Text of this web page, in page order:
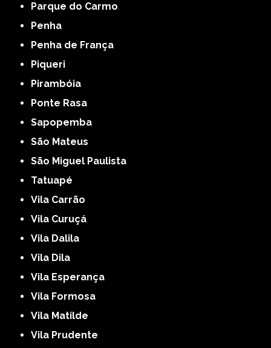
Parque do Carmo
Penha
Penha de França
Piqueri
Pirambóia
Ponte Rasa
Sapopemba
São Mateus
São Miguel Paulista
Tatuapé
Vila Carrão
Vila Curuçá
Vila Dalila
Vila Dila
Vila Esperança
Vila Formosa
Vila Matilde
Vila Prudente